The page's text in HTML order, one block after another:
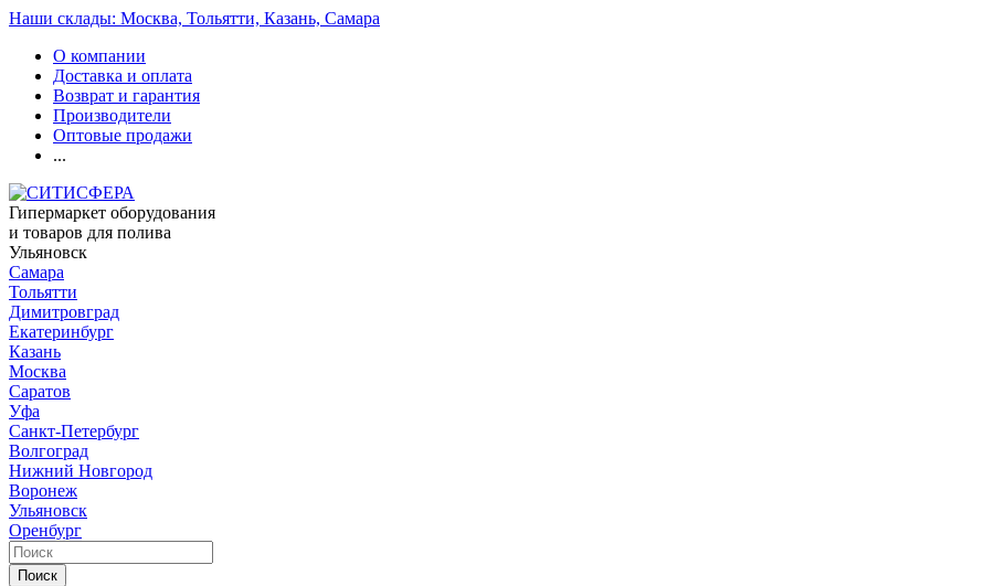
Наши склады: Москва, Тольятти, Казань, Самара
О компании
Доставка и оплата
Возврат и гарантия
Производители
Оптовые продажи
...
Гипермаркет оборудования
и товаров для полива
Ульяновск
Самара
Тольятти
Димитровград
Екатеринбург
Казань
Москва
Саратов
Уфа
Санкт-Петербург
Волгоград
Нижний Новгород
Воронеж
Ульяновск
Оренбург
Поиск